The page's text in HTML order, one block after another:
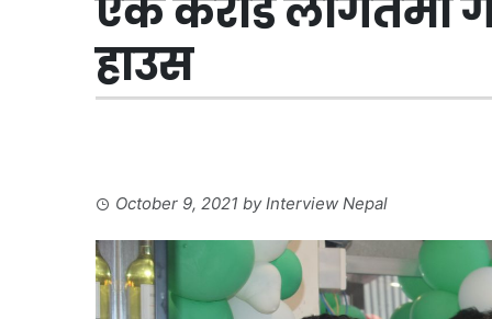
हाउस
October 9, 2021 byInterview Nepal